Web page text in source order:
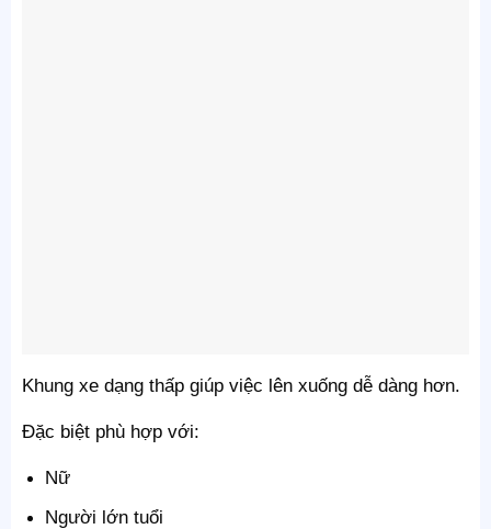
Khung xe dạng thấp giúp việc lên xuống dễ dàng hơn.
Đặc biệt phù hợp với:
Nữ
Người lớn tuổi